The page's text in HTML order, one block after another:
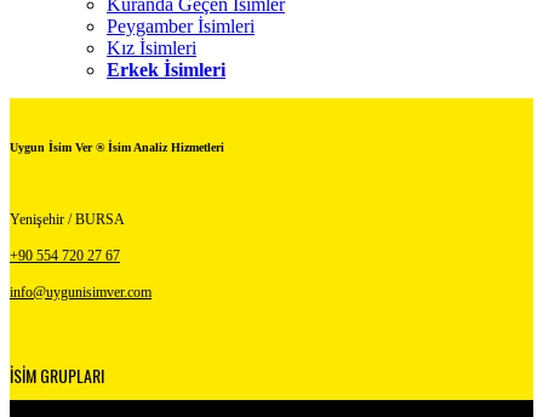
Peygamber İsimleri
Kız İsimleri
Erkek İsimleri
Uygun İsim Ver ® İsim Analiz Hizmetleri
Yenişehir / BURSA
+90 554 720 27 67
info@uygunisimver.com
İSİM GRUPLARI